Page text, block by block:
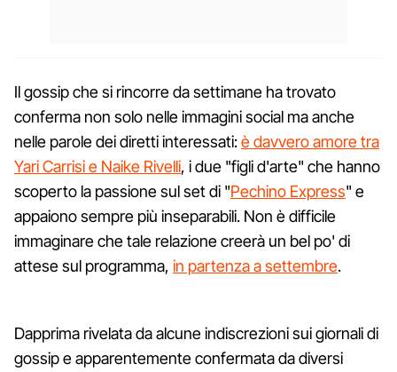
Il gossip che si rincorre da settimane ha trovato
conferma non solo nelle immagini social ma anche
nelle parole dei diretti interessati:è davvero amore tra
Yari Carrisi e Naike Rivelli, i due "figli d'arte" che hanno
scoperto la passione sul set di "Pechino Express" e
appaiono sempre più inseparabili. Non è difficile
immaginare che tale relazione creerà un bel po' di
attese sul programma, in partenza a settembre.
Dapprima rivelata da alcune indiscrezioni sui giornali di
gossip e apparentemente confermata da diversi